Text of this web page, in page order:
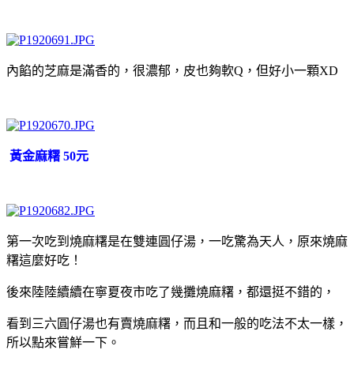
內餡的芝麻是滿香的，很濃郁，皮也夠軟Q，但好小一顆XD
黃金麻糬 50元
第一次吃到燒麻糬是在雙連圓仔湯，一吃驚為天人，原來燒麻
糬這麼好吃！
後來陸陸續續在寧夏夜市吃了幾攤燒麻糬，都還挺不錯的，
看到三六圓仔湯也有賣燒麻糬，而且和一般的吃法不太一樣，
所以點來嘗鮮一下。